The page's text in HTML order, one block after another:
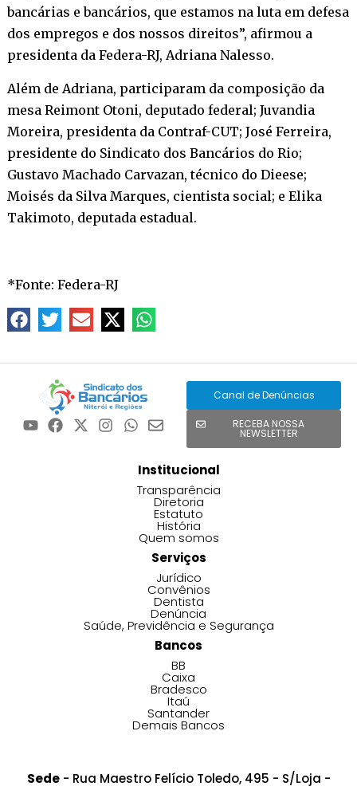
bancárias e bancários, que estamos na luta em defesa
dos empregos e dos nossos direitos”, afirmou a
presidenta da Federa-RJ, Adriana Nalesso.
Além de Adriana, participaram da composição da
mesa Reimont Otoni, deputado federal; Juvandia
Moreira, presidenta da Contraf-CUT; José Ferreira,
presidente do Sindicato dos Bancários do Rio;
Gustavo Machado Carvazan, técnico do Dieese;
Moisés da Silva Marques, cientista social; e Elika
Takimoto, deputada estadual.
*Fonte: Federa-RJ
Canal de Denúncias
RECEBA NOSSA
NEWSLETTER
Institucional
Transparência
Diretoria
Estatuto
História
Quem somos
Serviços
Jurídico
Convênios
Dentista
Denúncia
Saúde, Previdência e Segurança
Bancos
BB
Caixa
Bradesco
Itaú
Santander
Demais Bancos
Sede- Rua Maestro Felício Toledo, 495 - S/Loja -